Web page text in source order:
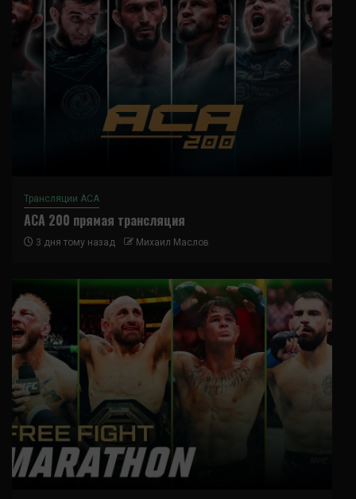
Трансляции ACA
ACA 200 прямая трансляция
3 дня тому назад Михаил Маслов